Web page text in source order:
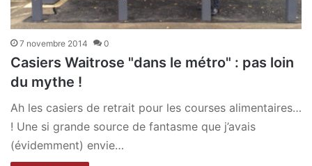
7 novembre 2014 0
Casiers Waitrose "dans le métro" : pas loin
du mythe !
Ah les casiers de retrait pour les courses alimentaires…
! Une si grande source de fantasme que j’avais
(évidemment) envie…